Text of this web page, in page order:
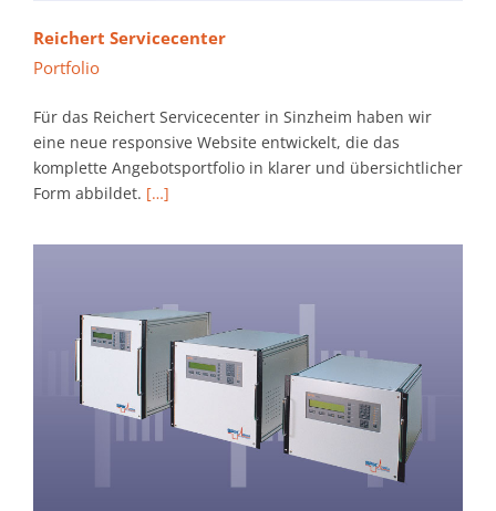
Reichert Servicecenter
Portfolio
Für das Reichert Servicecenter in Sinzheim haben wir
eine neue responsive Website entwickelt, die das
komplette Angebotsportfolio in klarer und übersichtlicher
Form abbildet. […]